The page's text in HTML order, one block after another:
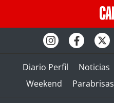
Diario Perfil Noticias
Weekend
Parabrisas